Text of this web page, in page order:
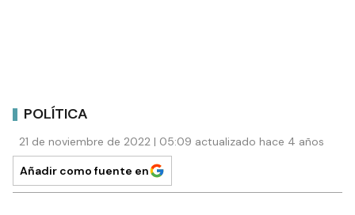
POLÍTICA
21 de noviembre de 2022 | 05:09 actualizado hace 4 años
Añadir como fuente en